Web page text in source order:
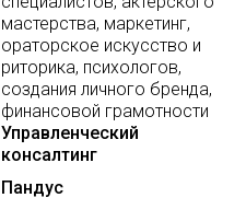
мастерства, маркетинг,
ораторское искусство и
риторика, психологов,
создания личного бренда,
финансовой грамотности
Управленческий
консалтинг
Пандус